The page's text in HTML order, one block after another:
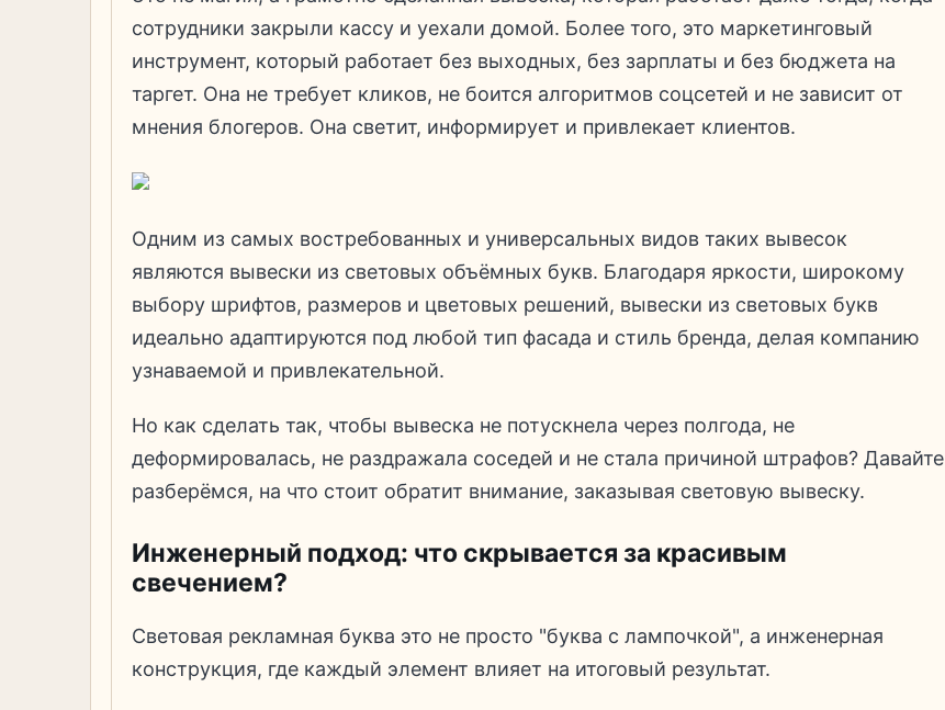
сотрудники закрыли кассу и уехали домой. Более того, это маркетинговый
инструмент, который работает без выходных, без зарплаты и без бюджета на
таргет. Она не требует кликов, не боится алгоритмов соцсетей и не зависит от
мнения блогеров. Она светит, информирует и привлекает клиентов.
Одним из самых востребованных и универсальных видов таких вывесок
являются вывески из световых объёмных букв. Благодаря яркости, широкому
выбору шрифтов, размеров и цветовых решений, вывески из световых букв
идеально адаптируются под любой тип фасада и стиль бренда, делая компанию
узнаваемой и привлекательной.
Но как сделать так, чтобы вывеска не потускнела через полгода, не
деформировалась, не раздражала соседей и не стала причиной штрафов? Давайте
разберёмся, на что стоит обратит внимание, заказывая световую вывеску.
Инженерный подход: что скрывается за красивым
свечением?
Световая рекламная буква это не просто "буква с лампочкой", а инженерная
конструкция, где каждый элемент влияет на итоговый результат.